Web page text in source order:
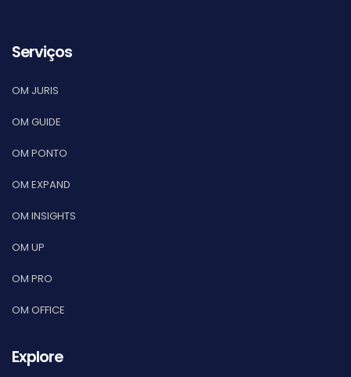
Serviços
OM JURIS
OM GUIDE
OM PONTO
OM EXPAND
OM INSIGHTS
OM UP
OM PRO
OM OFFICE
Explore